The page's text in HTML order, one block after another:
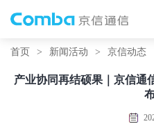
首页 > 新闻活动 > 京信动态
产业协同再结硕果｜京信